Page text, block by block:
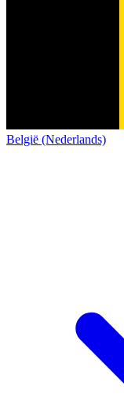
België (Nederlands)